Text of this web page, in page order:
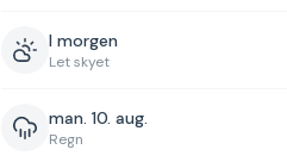
I morgen
Let skyet
man. 10. aug.
Regn